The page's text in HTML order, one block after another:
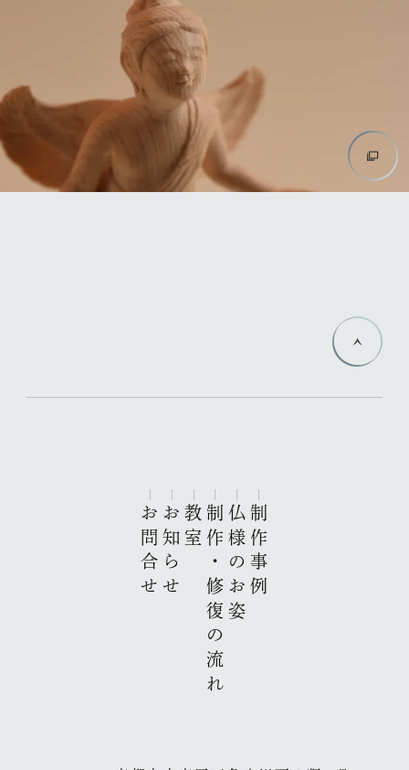
制作事例
仏様のお姿
制作・修復の流れ
教室
お知らせ
お問合せ